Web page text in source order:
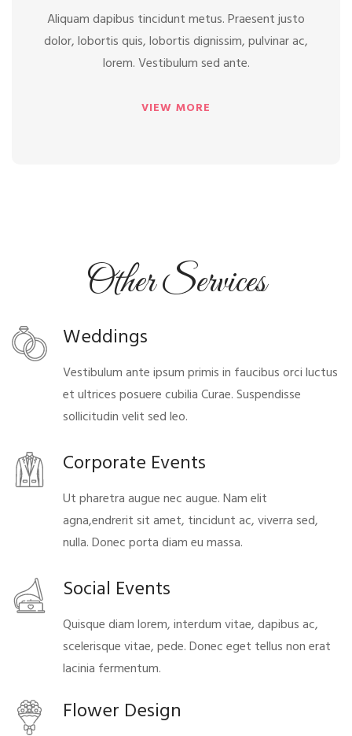
Aliquam dapibus tincidunt metus. Praesent justo
dolor, lobortis quis, lobortis dignissim, pulvinar ac,
lorem. Vestibulum sed ante.
VIEW MORE
Social
Other Services
Weddings
Vestibulum ante ipsum primis in faucibus orci luctus
et ultrices posuere cubilia Curae. Suspendisse
sollicitudin velit sed leo.
Corporate Events
Ut pharetra augue nec augue. Nam elit
agna,endrerit sit amet, tincidunt ac, viverra sed,
nulla. Donec porta diam eu massa.
Social Events
Quisque diam lorem, interdum vitae, dapibus ac,
scelerisque vitae, pede. Donec eget tellus non erat
lacinia fermentum.
Flower Design